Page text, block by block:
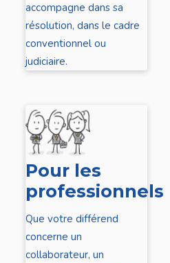
accompagne dans sa
résolution, dans le cadre
conventionnel ou
judiciaire.
Pour les
professionnels
Que votre différend
concerne un
collaborateur, un